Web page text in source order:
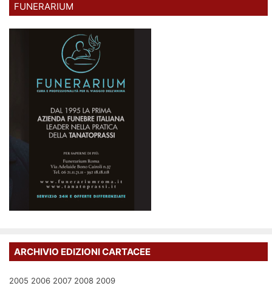
FUNERARIUM
ARCHIVIO EDIZIONI CARTACEE
2005 2006 2007 2008 2009